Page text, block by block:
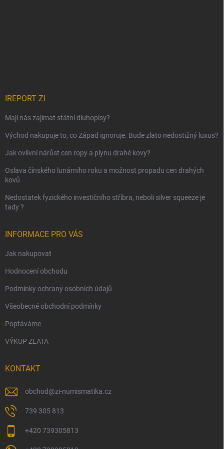
IREPORT ZI
Mají nás zajímat státní dluhopisy?
Východ nakupuje to, co Západ ignoruje. Bude zlato nedostižný luxus?
Jak ovlivní nárůst cen ropy a plynu drahé kovy?
Oslava čínského lunárního roku a možnost propadu cen drahých
kovů
Nedostatek fyzického investičního stříbra, neboli silver squeeze je
tady ?
INFORMACE PRO VÁS
Jak nakupovat
Hodnocení obchodu
Podmínky ochrany osobních údajů
Všeobecné obchodní podmínky
Poptáváme
VÝKUP ZLATA
KONTAKT
obchod@zi-numismatika.cz
739 305 813
+420 739305813